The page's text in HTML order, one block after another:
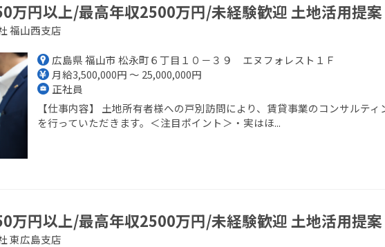
万円以上/最高年収2500万円/未経験歓迎 土地活用提案
福山西支店
広島県 福山市 松永町６丁目１０－３９ エヌフォレスト１Ｆ
月給3,500,000円 ～ 25,000,000円
正社員
【仕事内容】 土地所有者様への戸別訪問により、賃貸事業のコンサルテ
を行っていただきます。＜注目ポイント＞・実はほ...
万円以上/最高年収2500万円/未経験歓迎 土地活用提案
東広島支店